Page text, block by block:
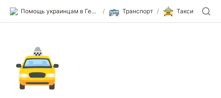
Помощь украинцам в Германии / 🚌 Транспорт / 🚖 Такси
🚖